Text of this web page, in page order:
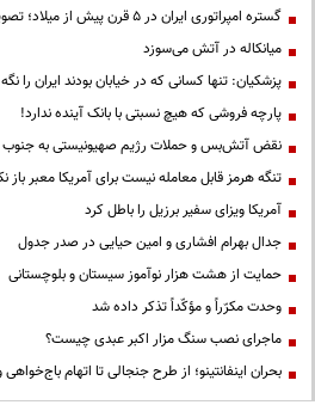
گستره امپراتوری ایران در ۵ قرن پیش از میلاد؛ تصویری از ایران ۲۵ قرن پیش
میانکاله در آتش می‌سوزد
پزشکیان: تنها کسانی که در خیابان بودند ایران را
پارچه فروشی که هیچ نسبتی با بانک آینده ندارد!
نقض آتش‌بس و حملات رژیم صهیونیستی به جنوب
تنگه هرمز قابل معامله نیست برای آمریکا معبر باز
آمریکا ویزای سفیر برزیل را باطل کرد
جدال بهرام افشاری و امین حیایی در صدر جدول
حمایت از هشت هزار نوآموز سیستان و بلوچستانی
وحدت مکرّراً و مؤکّداً تذکر داده شد
ماجرای نصب سنگ مزار اکبر عبدی چیست؟
بحران اینفانتینو؛ از طرح جنجالی تا اتهام باج‌خواهی